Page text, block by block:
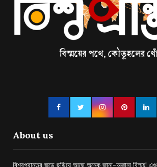
About us
বিশ্বপ্রান্তর জুড়ে ছড়িয়ে আছে অনেক জানা-অজানা বিস্ময়!